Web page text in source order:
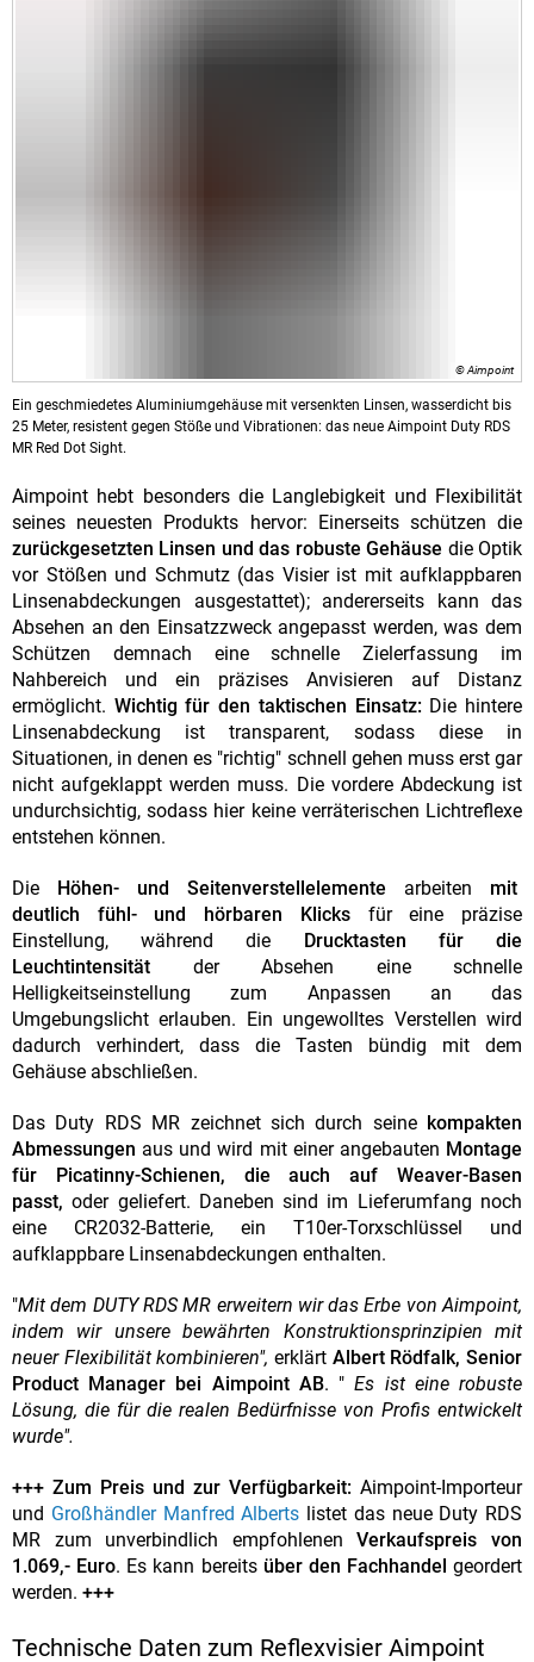
© Aimpoint
Ein geschmiedetes Aluminiumgehäuse mit versenkten Linsen, wasserdicht bis
25 Meter, resistent gegen Stöße und Vibrationen: das neue Aimpoint Duty RDS
MR Red Dot Sight.
Aimpoint hebt besonders die Langlebigkeit und Flexibilität
seines neuesten Produkts hervor: Einerseits schützen die
zurückgesetzten Linsen und das robuste Gehäuse die Optik
vor Stößen und Schmutz (das Visier ist mit aufklappbaren
Linsenabdeckungen ausgestattet); andererseits kann das
Absehen an den Einsatzzweck angepasst werden, was dem
Schützen demnach eine schnelle Zielerfassung im
Nahbereich und ein präzises Anvisieren auf Distanz
ermöglicht. Wichtig für den taktischen Einsatz:Die hintere
Linsenabdeckung ist transparent, sodass diese in
Situationen, in denen es "richtig" schnell gehen muss erst gar
nicht aufgeklappt werden muss. Die vordere Abdeckung ist
undurchsichtig, sodass hier keine verräterischen Lichtreflexe
entstehen können.
Die Höhen- und Seitenverstellelemente arbeiten mit
deutlich fühl- und hörbaren Klicksfür eine präzise
Einstellung, während die
Drucktasten für die
Leuchtintensität der Absehen eine schnelle
Helligkeitseinstellung zum Anpassen an das
Umgebungslicht erlauben. Ein ungewolltes Verstellen wird
dadurch verhindert, dass die Tasten bündig mit dem
Gehäuse abschließen.
Das Duty RDS MR zeichnet sich durch seine kompakten
Abmessungen aus und wird mit einer angebauten Montage
für Picatinny-Schienen, die auch auf Weaver-Basen
passt, oder geliefert. Daneben sind im Lieferumfang noch
eine CR2032-Batterie, ein T10er-Torxschlüssel und
aufklappbare Linsenabdeckungen enthalten.
"Mit dem DUTY RDS MR erweitern wir das Erbe von Aimpoint,
indem wir unsere bewährten Konstruktionsprinzipien mit
neuer Flexibilität kombinieren", erklärt Albert Rödfalk, Senior
Product Manager bei Aimpoint AB. " Es ist eine robuste
Lösung, die für die realen Bedürfnisse von Profis entwickelt
wurde".
+++ Zum Preis und zur Verfügbarkeit: Aimpoint-Importeur
und Großhändler Manfred Alberts listet das neue Duty RDS
MR zum unverbindlich empfohlenenVerkaufspreis von
1.069,- Euro. Es kann bereits über den Fachhandel geordert
werden. +++
Technische Daten zum Reflexvisier Aimpoint